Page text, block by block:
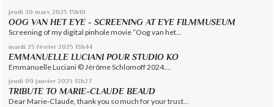
jeudi 20 mars 2025 15h10
OOG VAN HET EYE - SCREENING AT EYE FILMMUSEUM
Screening of my digital pinhole movie “Oog van het...
mardi 25 février 2025 13h44
EMMANUELLE LUCIANI POUR STUDIO KO
Emmanuelle Luciani © Jérôme Schlomoff 2024....
jeudi 09 janvier 2025 13h27
TRIBUTE TO MARIE-CLAUDE BEAUD
Dear Marie-Claude, thank you so much for your trust...